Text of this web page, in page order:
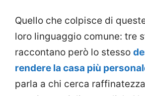
Quello che colpisce di
loro linguaggio comune: tre
raccontano però lo stesso
rendere la casa più
parla a chi cerca